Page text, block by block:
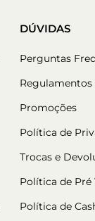
DÚVIDAS
Perguntas
Regulamentos
Promoções
Política de
Trocas e
Política de Pré
Política de